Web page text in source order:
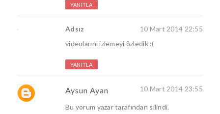
YANITLA
Adsız
10 Mart 2014 22:55
videolarını izlemeyi özledik :(
YANITLA
Aysun Ayan 10 Mart 2014 23:55
Bu yorum yazar tarafından silindi.